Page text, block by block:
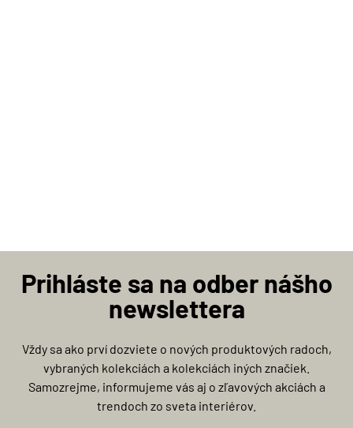
Prihláste sa na odber nášho
newslettera
Vždy sa ako prví dozviete o nových produktových radoch,
vybraných kolekciách a kolekciách iných značiek.
Samozrejme, informujeme vás aj o zľavových akciách a
trendoch zo sveta interiérov.